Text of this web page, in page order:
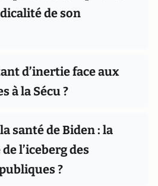
de son
d’inertie face aux
à la Sécu ?
santé de Biden : la
l’iceberg des
?